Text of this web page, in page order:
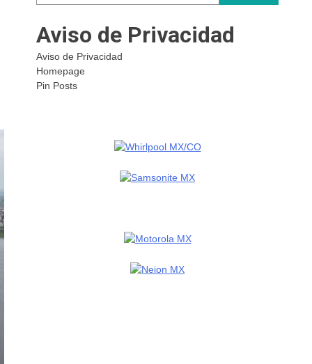
Aviso de Privacidad
Aviso de Privacidad
Homepage
Pin Posts